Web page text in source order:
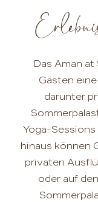
Das Aman
Gästen
darunter
Yoga-Sessions
hinaus können
privaten
oder auf